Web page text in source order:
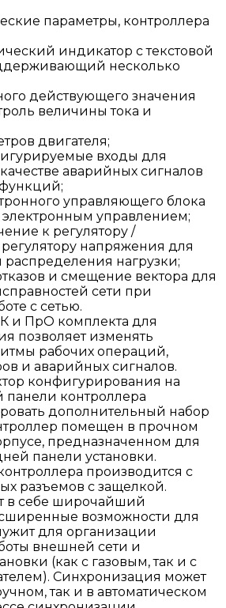
параметры, контроллера
индикатор с текстовой
несколько
действующего значения
величины тока и
двигателя;
входы для
аварийных сигналов
управляющего блока
электронным управлением;
к регулятору /
напряжения для
нагрузки;
и смещение вектора для
сети при
с сетью.
и ПрО комплекта для
позволяет изменять
рабочих операций,
и аварийных сигналов.
конфигурирования на
панели контроллера
дополнительный набор
помещен в прочном
предназначенном для
панели установки.
производится с
разъемов с защелкой.
в себе широчайший
возможности для
для организации
внешней сети и
(как с газовым, так и с
Синхронизация может
так и в автоматическом